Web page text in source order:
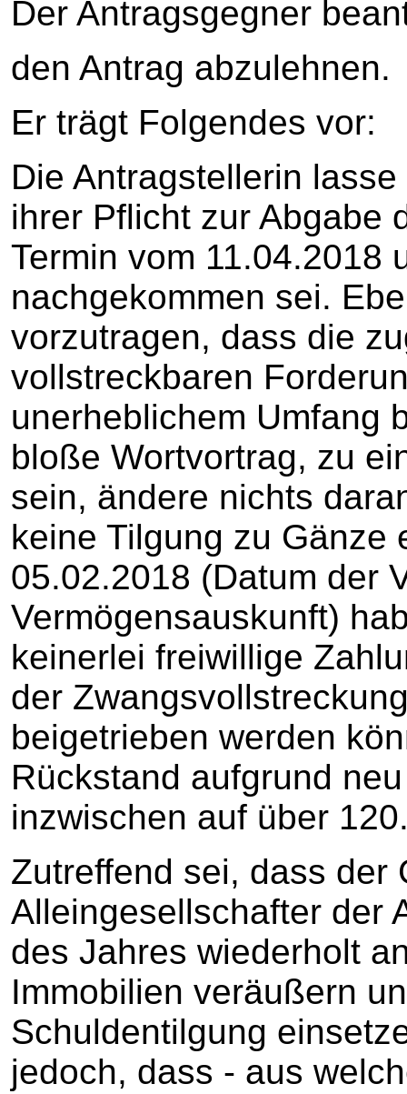
Der Antragsgegner
den Antrag abzulehnen.
Er trägt Folgendes vor:
Die Antragstellerin
ihrer Pflicht zur Abgabe
Termin vom 11.04.2018
nachgekommen sei.
vorzutragen, dass die
vollstreckbaren
unerheblichem Umfang
bloße Wortvortrag, zu
sein, ändere nichts
keine Tilgung zu Gänze
05.02.2018 (Datum der
Vermögensauskunft)
keinerlei freiwillige
der
beigetrieben werden
Rückstand aufgrund
inzwischen auf über
Zutreffend sei, dass der
Alleingesellschafter der
des Jahres wiederholt
Immobilien veräußern
Schuldentilgung
jedoch, dass - aus